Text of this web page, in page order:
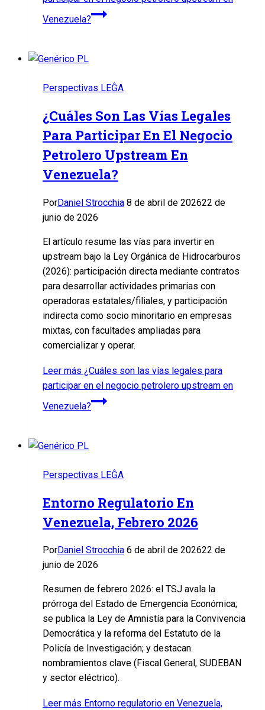
Venezuela?
Perspectivas LEĜA
¿Cuáles Son Las Vías Legales
Para Participar En El Negocio
Petrolero Upstream En
Venezuela?
PorDaniel Strocchia 8 de abril de 202622 de
junio de 2026
El artículo resume las vías para invertir en
upstream bajo la Ley Orgánica de Hidrocarburos
(2026): participación directa mediante contratos
para desarrollar actividades primarias con
operadoras estatales/filiales, y participación
indirecta como socio minoritario en empresas
mixtas, con facultades ampliadas para
comercializar y operar.
Leer más ¿Cuáles son las vías legales para
participar en el negocio petrolero upstream en
Venezuela?
Perspectivas LEĜA
Entorno Regulatorio En
Venezuela, Febrero 2026
PorDaniel Strocchia 6 de abril de 202622 de
junio de 2026
Resumen de febrero 2026: el TSJ avala la
prórroga del Estado de Emergencia Económica;
se publica la Ley de Amnistía para la Convivencia
Democrática y la reforma del Estatuto de la
Policía de Investigación; y destacan
nombramientos clave (Fiscal General, SUDEBAN
y sector eléctrico).
Leer más Entorno regulatorio en Venezuela,